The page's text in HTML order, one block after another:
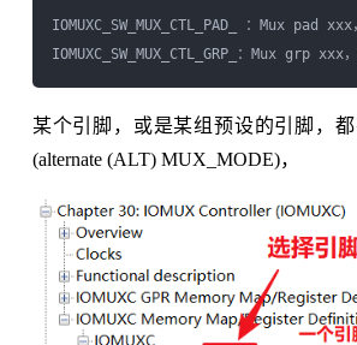
IOMUXC_SW_MUX_CTL_PAD_
：Mux pad xxx
IOMUXC_SW_MUX_CTL_GRP_
某个引脚，或是某组预设的引脚，
(alternate (ALT) MUX_MODE)，